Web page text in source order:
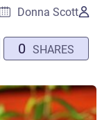
Donna Scott
0 SHARES